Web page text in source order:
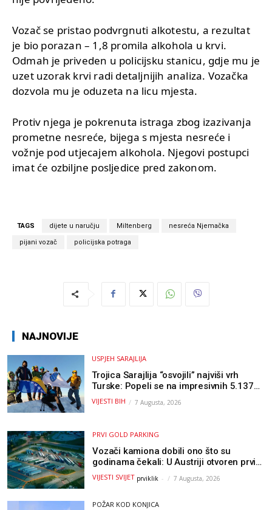
Vozač se pristao podvrgnuti alkotestu, a rezultat
je bio porazan – 1,8 promila alkohola u krvi.
Odmah je priveden u policijsku stanicu, gdje mu je
uzet uzorak krvi radi detaljnijih analiza. Vozačka
dozvola mu je oduzeta na licu mjesta.
Protiv njega je pokrenuta istraga zbog izazivanja
prometne nesreće, bijega s mjesta nesreće i
vožnje pod utjecajem alkohola. Njegovi postupci
imat će ozbiljne posljedice pred zakonom.
TAGS dijete u naručju Miltenberg nesreća Njemačka
pijani vozač policijska potraga
NAJNOVIJE
USPJEH SARAJLIJA
Trojica Sarajlija “osvojili” najviši vrh
Turske: Popeli se na impresivnih 5.137
metara
VIJESTI BIH 7 Augusta, 2026
PRVI GOLD PARKING
Vozači kamiona dobili ono što su
godinama čekali: U Austriji otvoren prvi
GOLD sigurni parking
VIJESTI SVIJET prviklik - 7 Augusta, 2026
POŽAR KOD KONJICA